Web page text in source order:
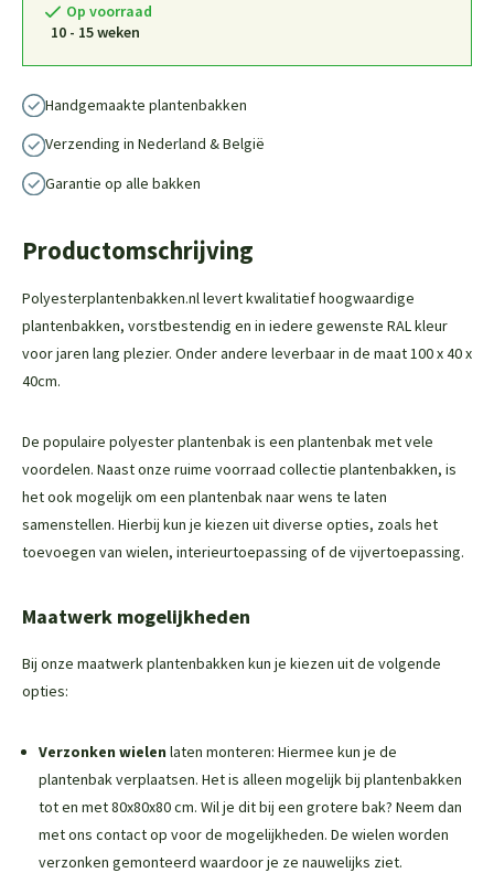
Op voorraad
10 - 15 weken
Handgemaakte plantenbakken
Verzending in Nederland & België
Garantie op alle bakken
Productomschrijving
Polyesterplantenbakken.nl levert kwalitatief hoogwaardige
plantenbakken, vorstbestendig en in iedere gewenste RAL kleur
voor jaren lang plezier. Onder andere leverbaar in de maat 100 x 40 x
40cm.
De populaire polyester plantenbak is een plantenbak met vele
voordelen. Naast onze ruime voorraad collectie plantenbakken, is
het ook mogelijk om een plantenbak naar wens te laten
samenstellen. Hierbij kun je kiezen uit diverse opties, zoals het
toevoegen van wielen, interieurtoepassing of de vijvertoepassing.
Maatwerk mogelijkheden
Bij onze maatwerk plantenbakken kun je kiezen uit de volgende
opties:
Verzonken wielen laten monteren: Hiermee kun je de
plantenbak verplaatsen. Het is alleen mogelijk bij plantenbakken
tot en met 80x80x80 cm. Wil je dit bij een grotere bak? Neem dan
met ons contact op voor de mogelijkheden. De wielen worden
verzonken gemonteerd waardoor je ze nauwelijks ziet.